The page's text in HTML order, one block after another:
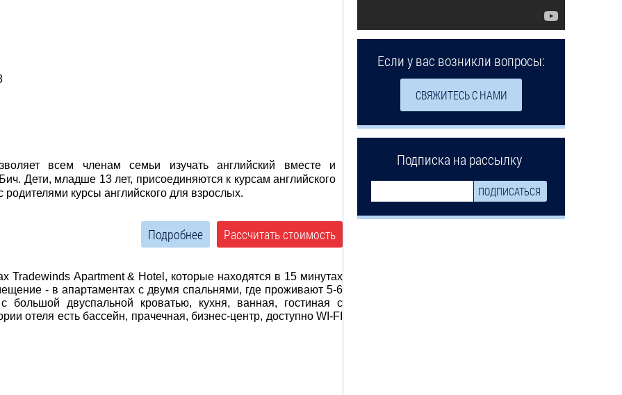
всем членам семьи изучать английский вместе и
Дети, младше 13 лет, присоединяются к курсам английского
курсы английского для взрослых.
Подробнее Рассчитать стоимость
Tradewinds Apartment & Hotel, которые находятся в 15 минутах
- в апартаментах с двумя спальнями, где проживают 5-6
большой двуспальной кроватью, кухня, ванная, гостиная с
отеля есть бассейн, прачечная, бизнес-центр, доступно WI-FI
Если у вас возникли вопросы:
СВЯЖИТЕСЬ С НАМИ
Подписка на рассылку